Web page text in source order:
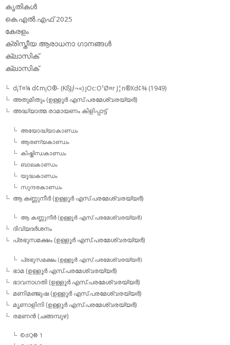
കൃതികള്‍
കെ.എല്‍.എഫ് 2025
കേരളം
ക്രിസ്തീയ ആരാധനാ ഗാനങ്ങള്‍
ക്ലാസിക്‌
ക്ലാസിക്
d¡T¤¼ d¢m¡O®- (KßJ¡l¬«) jOc:O¹Ø¤r J¦n®Xd¢¾ (1949)
അതുമിതും (ഉള്ളൂര്‍ എസ്.പരമേശ്വരയ്യര്‍)
അദ്ധ്യാത്മ രാമായണം കിളിപ്പാട്ട്‌
അയോദ്ധ്യാകാണ്ഡം
ആരണ്യകാണ്ഡം
കിഷ്കിന്ധകാണ്ഡം
ബാലകാണ്ഡം
യൂദ്ധകാണ്ഡം
സുന്ദരകാണ്ഡം
ആ കണ്ണുനീര്‍ (ഉള്ളൂര്‍ എസ്.പരമേശ്വരയ്യര്‍)
ആ കണ്ണുനീര്‍ (ഉള്ളൂര്‍ എസ്.പരമേശ്വരയ്യര്‍)
ദിവ്യദര്‍ശനം
പ്രഭുസമക്ഷം (ഉള്ളൂര്‍ എസ്.പരമേശ്വരയ്യര്‍)
പ്രഭുസമക്ഷം (ഉള്ളൂര്‍ എസ്.പരമേശ്വരയ്യര്‍)
ഭാമ (ഉള്ളൂര്‍ എസ്.പരമേശ്വരയ്യര്‍)
ഭാവനാഗതി (ഉള്ളൂര്‍ എസ്.പരമേശ്വരയ്യര്‍)
മണിമഞ്ജുഷ (ഉള്ളൂര്‍ എസ്.പരമേശ്വരയ്യര്‍)
മൃണാളിനി (ഉള്ളൂര്‍ എസ്.പരമേശ്വരയ്യര്‍)
രമണന്‍ (ചങ്ങമ്പുഴ)
©dQ® 1